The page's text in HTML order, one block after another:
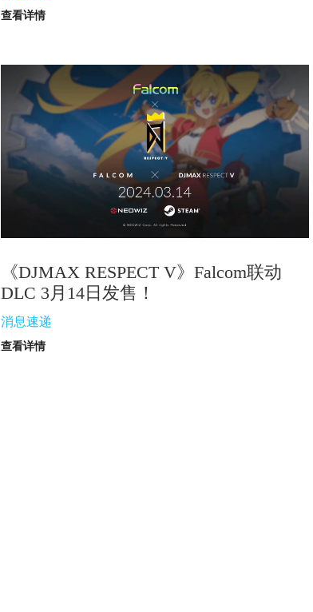
查看详情
《DJMAX RESPECT V》Falcom联动
DLC 3月14日发售！
消息速递
查看详情